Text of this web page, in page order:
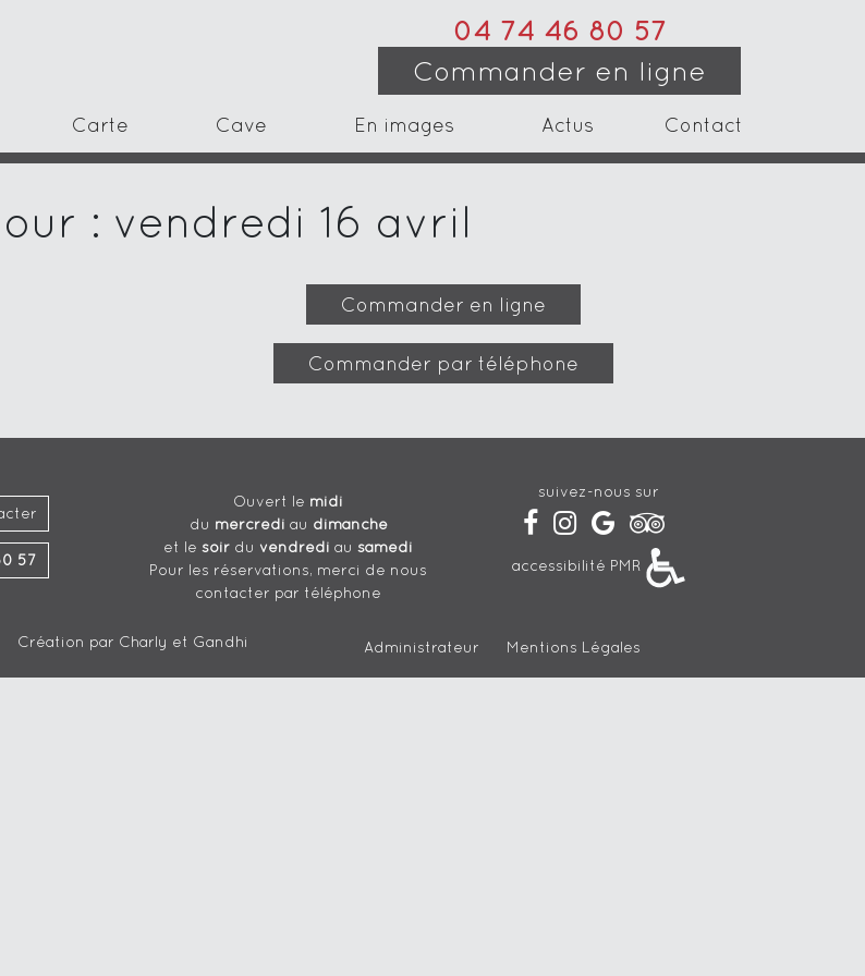
04 74 46 80 57
Commander en ligne
Carte Cave En images Actus Contact
: vendredi 16 avril
Commander en ligne
Commander par téléphone
57
Ouvert le midi
du mercredi au dimanche
et le soir du vendredi au samedi
Pour les réservations, merci de nous
contacter par téléphone
suivez-nous sur
accessibilité PMR
Création par Charly et Gandhi Administrateur Mentions Légales